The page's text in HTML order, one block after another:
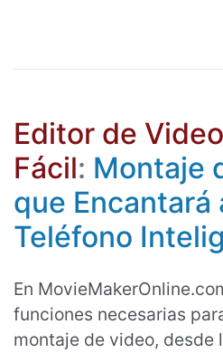
Editor de
Fácil: Montaje
que Encantará
Teléfono
En
funciones necesarias
montaje de video, desde